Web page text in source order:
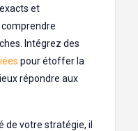
et
Intégrez des
pour étoffer la
répondre aux
de votre stratégie, il